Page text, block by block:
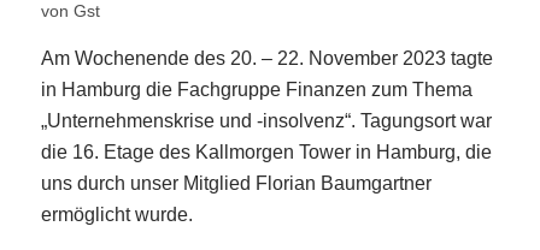
von Gst
Am Wochenende des 20. – 22. November 2023 tagte
in Hamburg die Fachgruppe Finanzen zum Thema
„Unternehmenskrise und -insolvenz“. Tagungsort war
die 16. Etage des Kallmorgen Tower in Hamburg, die
uns durch unser Mitglied Florian Baumgartner
ermöglicht wurde.